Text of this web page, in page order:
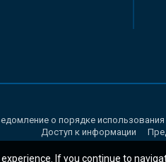
о порядке
Доступ к информации
If you continue to